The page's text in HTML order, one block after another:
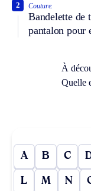
Couture.
Bandelette de
pantalon pour
2
À
Quelle
A B C
L M N